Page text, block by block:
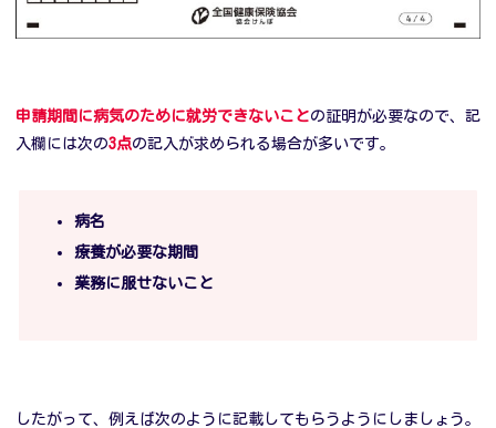
申請期間に病気のために就労できないことの証明が必要なので、記
入欄には次の3点の記入が求められる場合が多いです。
病名
療養が必要な期間
業務に服せないこと
したがって、例えば次のように記載してもらうようにしましょう。